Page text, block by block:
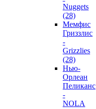
Nuggets
(28)
Мемфис
Гриззлис
-
Grizzlies
(28)
Нью-
Орлеан
Пеликанс
-
NOLA